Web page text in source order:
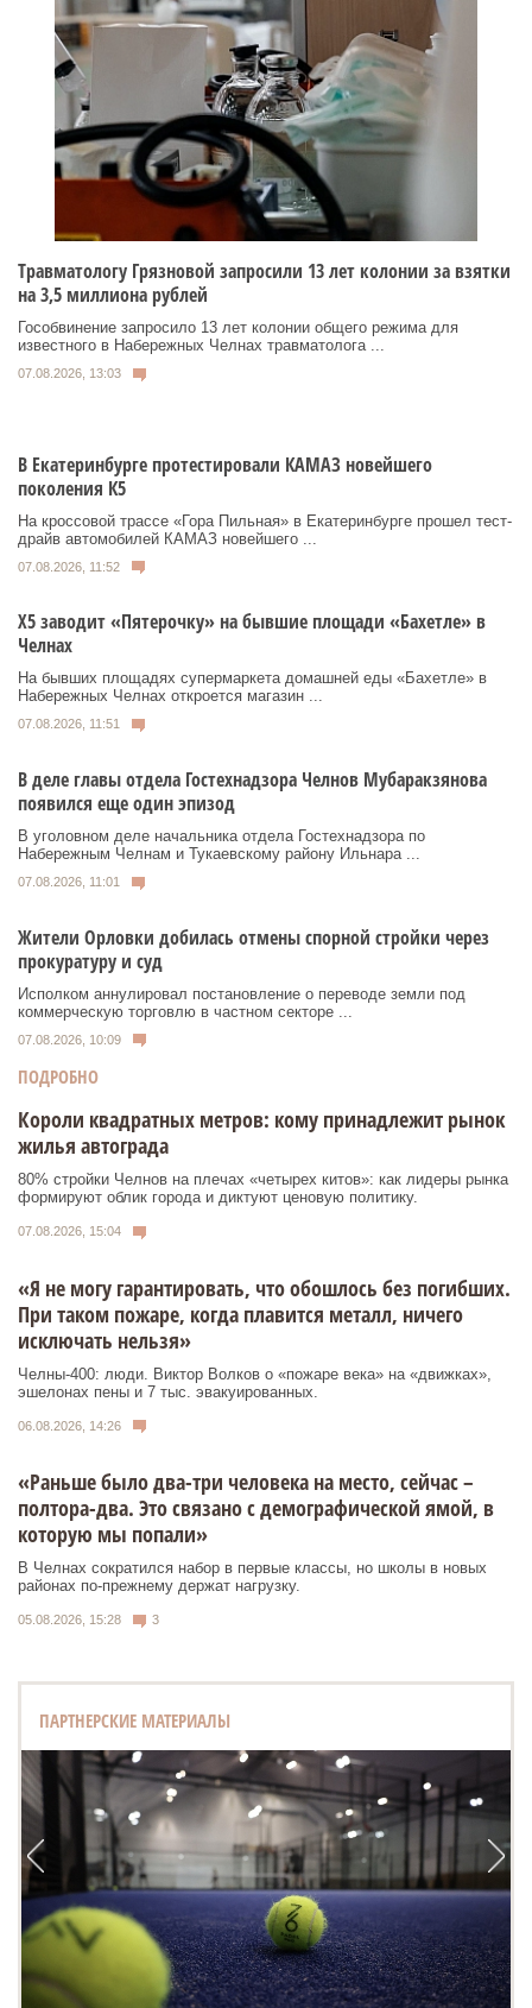
Травматологу Грязновой запросили 13 лет колонии за взятки
на 3,5 миллиона рублей
Гособвинение запросило 13 лет колонии общего режима для
известного в Набережных Челнах травматолога ...
07.08.2026, 13:03
В Екатеринбурге протестировали КАМАЗ новейшего
поколения К5
На кроссовой трассе «Гора Пильная» в Екатеринбурге прошел тест-
драйв автомобилей КАМАЗ новейшего ...
07.08.2026, 11:52
Х5 заводит «Пятерочку» на бывшие площади «Бахетле» в
Челнах
На бывших площадях супермаркета домашней еды «Бахетле» в
Набережных Челнах откроется магазин ...
07.08.2026, 11:51
В деле главы отдела Гостехнадзора Челнов Мубаракзянова
появился еще один эпизод
В уголовном деле начальника отдела Гостехнадзора по
Набережным Челнам и Тукаевскому району Ильнара ...
07.08.2026, 11:01
Жители Орловки добилась отмены спорной стройки через
прокуратуру и суд
Исполком аннулировал постановление о переводе земли под
коммерческую торговлю в частном секторе ...
07.08.2026, 10:09
ПОДРОБНО
Короли квадратных метров: кому принадлежит рынок
жилья автограда
80% стройки Челнов на плечах «четырех китов»: как лидеры рынка
формируют облик города и диктуют ценовую политику.
07.08.2026, 15:04
«Я не могу гарантировать, что обошлось без погибших.
При таком пожаре, когда плавится металл, ничего
исключать нельзя»
Челны-400: люди. Виктор Волков о «пожаре века» на «движках»,
эшелонах пены и 7 тыс. эвакуированных.
06.08.2026, 14:26
«Раньше было два-три человека на место, сейчас –
полтора-два. Это связано с демографической ямой, в
которую мы попали»
В Челнах сократился набор в первые классы, но школы в новых
районах по-прежнему держат нагрузку.
05.08.2026, 15:28 3
ПАРТНЕРСКИЕ МАТЕРИАЛЫ